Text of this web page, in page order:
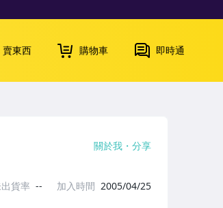
賣東西 購物車 即時通
關於我 分享
貨率 -- 加入時間 2005/04/25